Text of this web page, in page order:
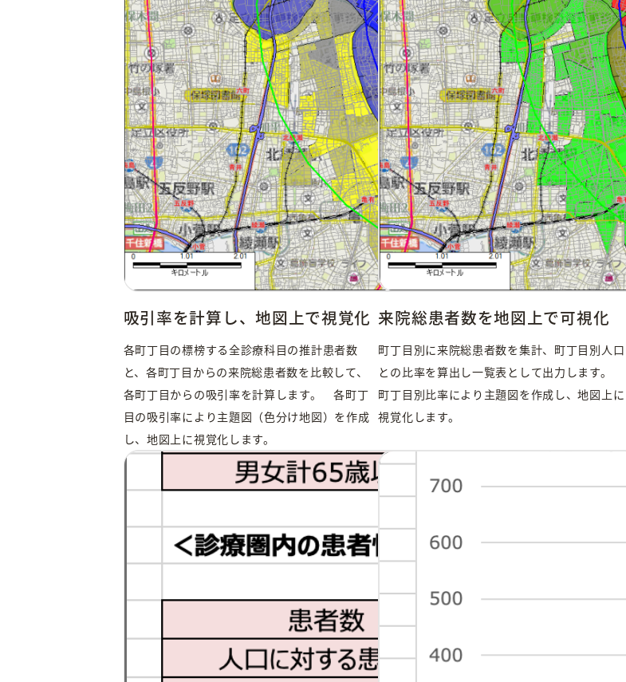
吸引率を計算し、地図上で視覚化
各町丁目の標榜する全診療科目の推計患者数
と、各町丁目からの来院総患者数を比較して、
各町丁目からの吸引率を計算します。 各町丁
目の吸引率により主題図（色分け地図）を作成
し、地図上に視覚化します。
来院総患者数を地図上で可視化
町丁目別に来院総患者数を集計、町丁目別人口
との比率を算出し一覧表として出力します。
町丁目別比率により主題図を作成し、地図上に
視覚化します。